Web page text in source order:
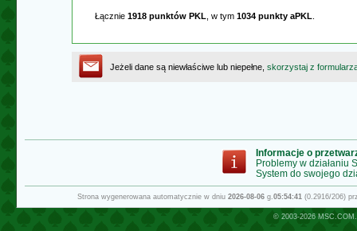
Łącznie 1918 punktów PKL , w tym 1034 punkty aPKL
Jeżeli dane są niewłaściwe lub niepełne, skorzystaj z
Informacje o
Problemy w działaniu
System do swojego
Strona wygenerowana automatycznie w dniu 2026-08-06g.05:54:41(0.2916/206)
© 2003-2026